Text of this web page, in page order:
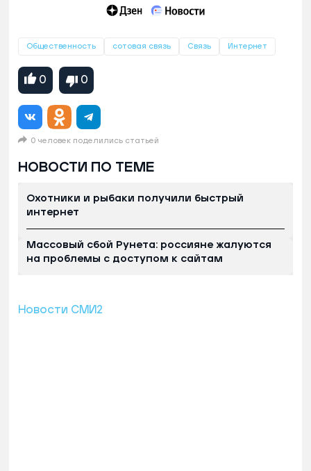
Общественность сотовая связь Связь Интернет
0 0
0 человек поделились статьей
НОВОСТИ ПО ТЕМЕ
Охотники и рыбаки получили быстрый
интернет
Массовый сбой Рунета: россияне жалуются
на проблемы с доступом к сайтам
Новости СМИ2